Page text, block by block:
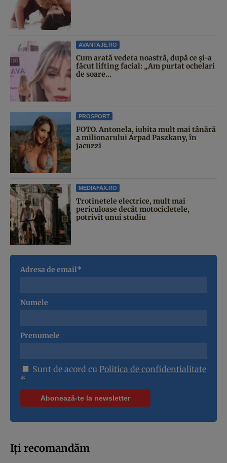
AVANTAJE.RO
Cum arată vedeta noastră, după ce și-a
făcut lifting facial: „Am purtat ochelari
de soare...
PROSPORT
FOTO. Antonela, iubita mult mai tânără
a milionarului Arpad Paszkany, în
jacuzzi
MEDIAFAX.RO
Trotinetele electrice, mult mai
periculoase decât motocicletele,
potrivit unui studiu
Adresa de email*
Numele
Prenumele
Sunt de acord cu Politica de confidentialitate
*
Iți recomandăm